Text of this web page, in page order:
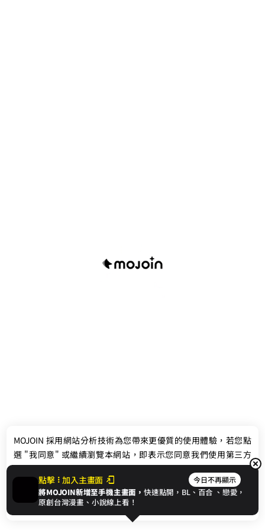
聯絡我們
© 2024 gamania Digital Entertainment Co., Ltd.
點擊 加入主畫面 今日不再顯示
將MOJOIN新增至手機主畫面，快速點開，BL、 百合 、戀愛，
原創台灣漫畫、小說線上看！
MOJOIN 採用網站分析技術為您帶來更優質的使用體驗，若您點
選 "我同意" 或繼續瀏覽本網站，即表示您同意我們使用第三方
Cookie，欲瞭解更多資訊請見隱私權政策。
我同意